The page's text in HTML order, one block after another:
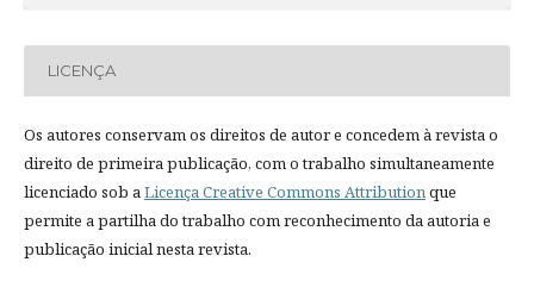
LICENÇA
Os autores conservam os direitos de autor e concedem à revista o
direito de primeira publicação, com o trabalho simultaneamente
licenciado sob aLicença Creative Commons Attributionque
permite a partilha do trabalho com reconhecimento da autoria e
publicação inicial nesta revista.